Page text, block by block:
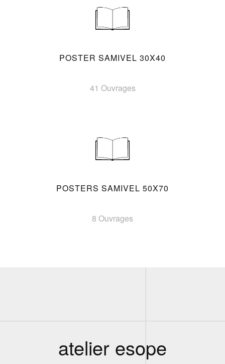
POSTER SAMIVEL 30X40
41 Ouvrages
POSTERS SAMIVEL 50X70
8 Ouvrages
atelier esope